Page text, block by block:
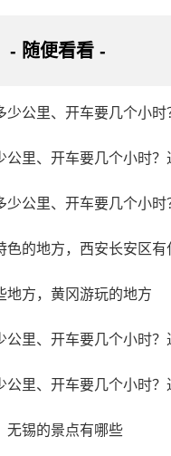
- 随便看看 -
少公里、开车要几个小
公里、开车要几个小时
少公里、开车要几个小
色的地方，西安长安区有
地方，黄冈游玩的地方
公里、开车要几个小时
公里、开车要几个小时
无锡的景点有哪些